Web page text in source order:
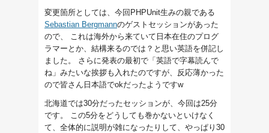
変更箇所としては、今回PHPUnit生みの親である
Sebastian Bergmannのゲストセッションがあった
ので、 これは海外から来ていて日本在住のプログ
ラマーとか、結構来るのでは？と思い英語を併記し
ました。 さらに発表の最初で「英語で字幕読んで
ね」みたいな挨拶も入れたのですが、反応薄かった
ので皆さん日本語でokだったようですw
北海道では30分だったセッションが、今回は25分
です。 この5分をどうしても巻かないといけなく
て、全体的に説明が雑になったりして、やっぱり30